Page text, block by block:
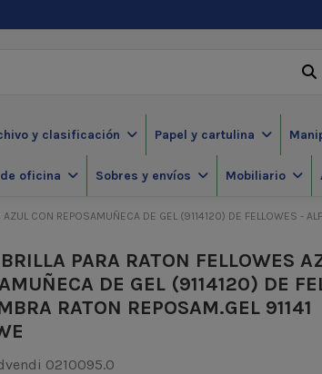
y clasificación Papel y cartulina
oficina Sobres y envíos Mobiliario
CON REPOSAMUÑECA DE GEL (9114120) DE FELLOWES -
PARA RATON FELLOWES
DE GEL (9114120) DE
RATON REPOSAM.GEL 91141
0210095.0